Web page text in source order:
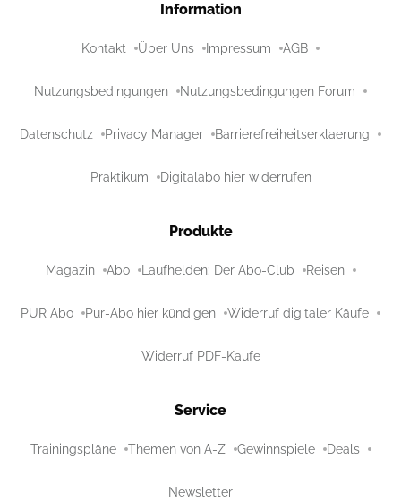
Information
Kontakt Über Uns Impressum AGB
Nutzungsbedingungen Nutzungsbedingungen Forum
Datenschutz Privacy Manager Barrierefreiheitserklaerung
Praktikum Digitalabo hier widerrufen
Produkte
Magazin Abo Laufhelden: Der Abo-Club Reisen
PUR Abo Pur-Abo hier kündigen Widerruf digitaler Käufe
Widerruf PDF-Käufe
Service
Trainingspläne Themen von A-Z Gewinnspiele Deals
Newsletter